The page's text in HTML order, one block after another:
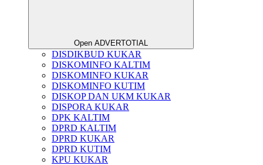
Open ADVERTOTIAL
DISDIKBUD KUKAR
DISKOMINFO KALTIM
DISKOMINFO KUKAR
DISKOMINFO KUTIM
DISKOP DAN UKM KUKAR
DISPORA KUKAR
DPK KALTIM
DPRD KALTIM
DPRD KUKAR
DPRD KUTIM
KPU KUKAR